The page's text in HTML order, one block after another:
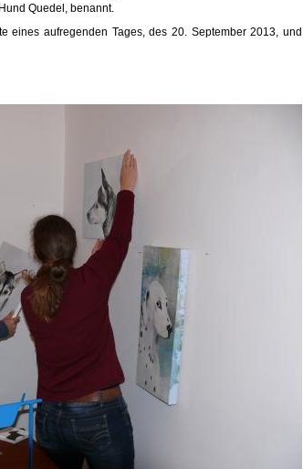
Quedel, benannt.
eines aufregenden Tages, des 20. September 2013, und